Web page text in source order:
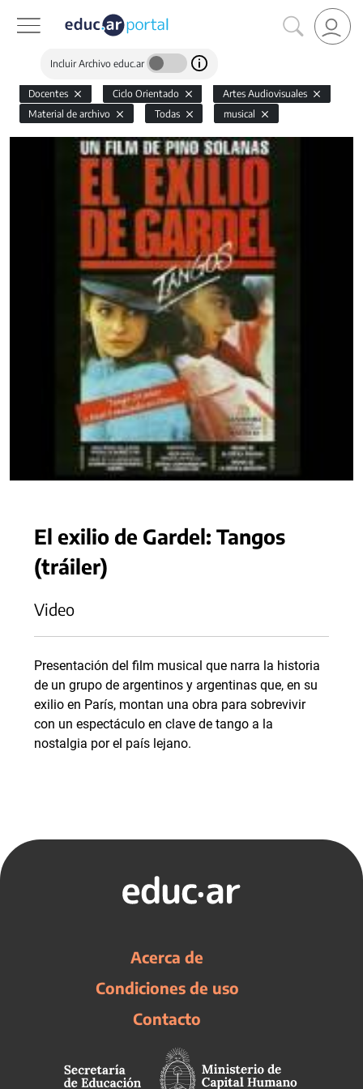
Incluir Archivo educ.ar
Docentes Ciclo Orientado
Artes Audiovisuales
Material de archivo
Todas musical
El exilio de Gardel: Tangos
(tráiler)
Video
Presentación del film musical que narra la historia
de un grupo de argentinos y argentinas que, en su
exilio en París, montan una obra para sobrevivir
con un espectáculo en clave de tango a la
nostalgia por el país lejano.
Acerca de
Condiciones de uso
Contacto